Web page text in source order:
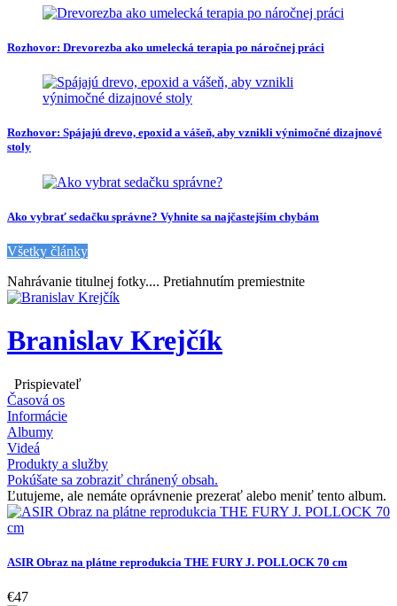
Rozhovor: Drevorezba ako umelecká terapia po náročnej práci
Rozhovor: Spájajú drevo, epoxid a vášeň, aby vznikli výnimočné dizajnové
stoly
Ako vybrať sedačku správne? Vyhnite sa najčastejším chybám
Všetky články
Nahrávanie titulnej fotky.... Pretiahnutím premiestnite
Branislav Krejčík
Prispievateľ
Časová os
Informácie
Albumy
Videá
Produkty a služby
Pokúšate sa zobraziť chránený obsah.
Ľutujeme, ale nemáte oprávnenie prezerať alebo meniť tento album.
ASIR Obraz na plátne reprodukcia THE FURY J. POLLOCK 70 cm
€47